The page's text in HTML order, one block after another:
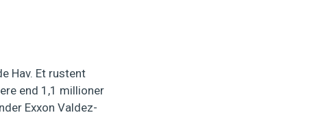
Hav. Et rustent
end 1,1 millioner
Exxon Valdez-